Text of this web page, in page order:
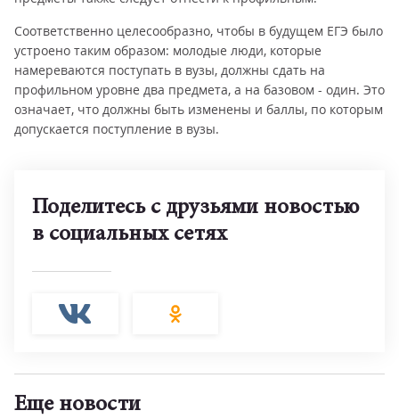
Соответственно целесообразно, чтобы в будущем ЕГЭ было
устроено таким образом: молодые люди, которые
намереваются поступать в вузы, должны сдать на
профильном уровне два предмета, а на базовом - один. Это
означает, что должны быть изменены и баллы, по которым
допускается поступление в вузы.
Поделитесь с друзьями новостью
в социальных сетях
Еще новости